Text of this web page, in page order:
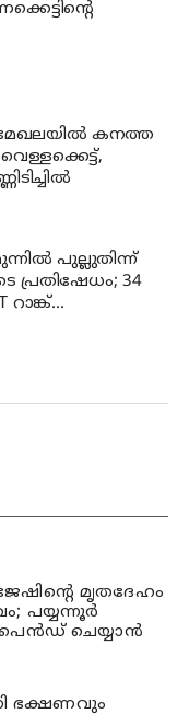
കനത്ത
പുല്ലുതിന്ന്
പ്രതിഷേധം; 34
റാങ്ക്
മൃതദേഹം
പയ്യന്നൂർ
ചെയ്യാന്‍
ഭക്ഷണവും